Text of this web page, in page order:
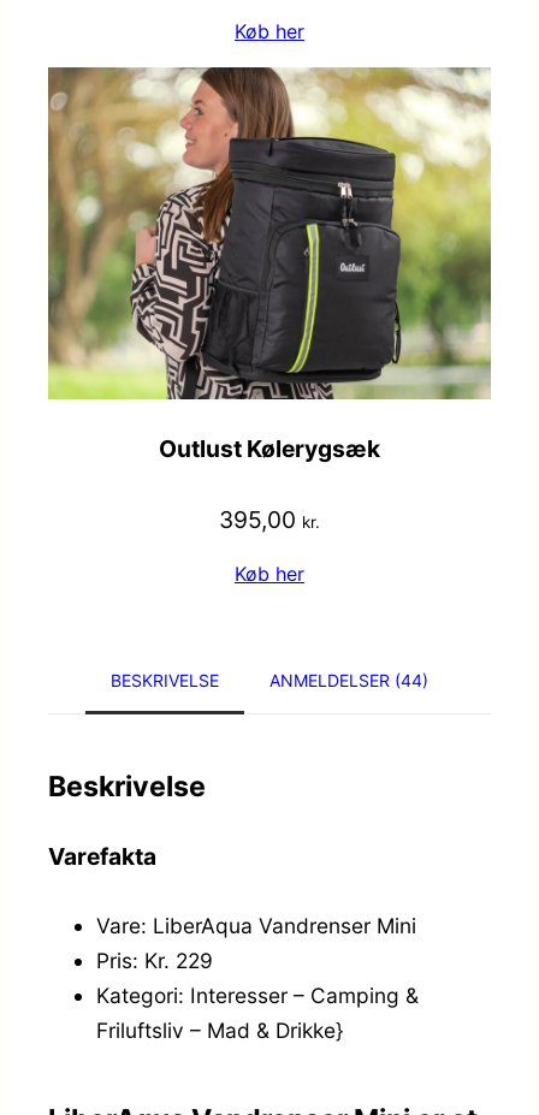
Køb her
Outlust Kølerygsæk
395,00 kr.
Køb her
BESKRIVELSE ANMELDELSER (44)
Beskrivelse
Varefakta
Vare: LiberAqua Vandrenser Mini
Pris: Kr. 229
Kategori: Interesser – Camping &
Friluftsliv – Mad & Drikke}